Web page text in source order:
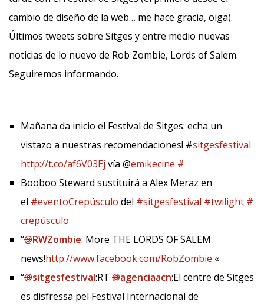
cambio de diseño de la web… me hace gracia, oiga).
Últimos tweets sobre Sitges y entre medio nuevas
noticias de lo nuevo de Rob Zombie, Lords of Salem.
Seguiremos informando.
Mañana da inicio el Festival de Sitges: echa un
vistazo a nuestras recomendaciones! #sitgesfestival
http://t.co/af6V03Ej vía @emikecine #
Booboo Steward sustituirá a Alex Meraz en
el #eventoCrepúsculo del #sitgesfestival #twilight#
crepúsculo
“@RWZombie: More THE LORDS OF SALEM
news!http://www.facebook.com/RobZombie «
“@sitgesfestival:RT @agenciaacn:El centre de Sitges
es disfressa pel Festival Internacional de